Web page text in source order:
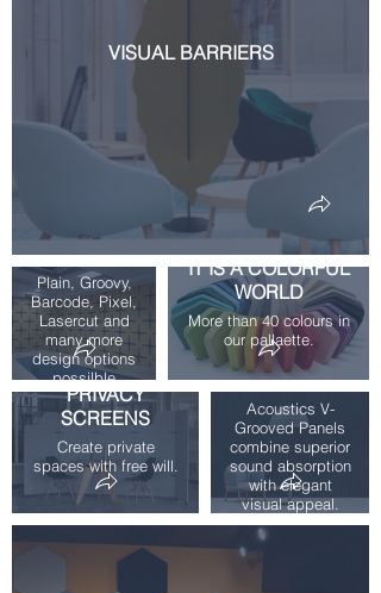
VISUAL BARRIERS
PANELS
Plain, Groovy,
Barcode, Pixel,
Lasercut and
many more
design options
possilble
IT IS A COLORFUL
WORLD
More than 40 colours in
our pallaette.
PRIVACY
SCREENS
Create private
spaces with free will.
U GROOVED
PANELS
Acoustics V-
Grooved Panels
combine superior
sound absorption
with elegant
visual appeal.